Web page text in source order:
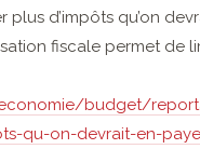
plus d’impôts qu’on
fiscale permet de
budget/
qu-on-devrait-en-